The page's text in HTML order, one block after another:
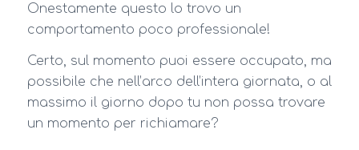
Onestamente questo lo trovo un
comportamento poco professionale!
Certo, sul momento puoi essere occupato, ma
possibile che nell’arco dell’intera giornata, o al
massimo il giorno dopo tu non possa trovare
un momento per richiamare?